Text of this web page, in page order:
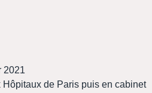
2021
de Paris puis en cabinet